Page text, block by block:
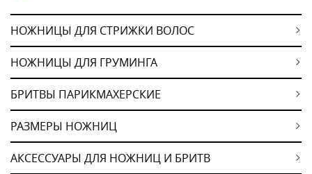
НОЖНИЦЫ ДЛЯ СТРИЖКИ ВОЛОС
НОЖНИЦЫ ДЛЯ ГРУМИНГА
БРИТВЫ ПАРИКМАХЕРСКИЕ
РАЗМЕРЫ НОЖНИЦ
АКСЕССУАРЫ ДЛЯ НОЖНИЦ И БРИТВ